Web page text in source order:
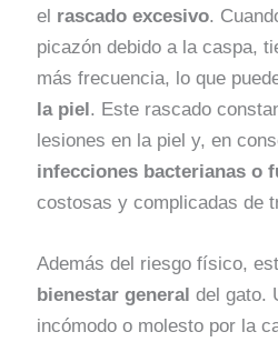
el rascado excesivo.
picazón debido a la caspa,
más frecuencia, lo que
la piel. Este rascado
lesiones en la piel y, en
infecciones bacterianas o
costosas y complicadas de
Además del riesgo físico,
bienestar general del gato.
incómodo o molesto por la